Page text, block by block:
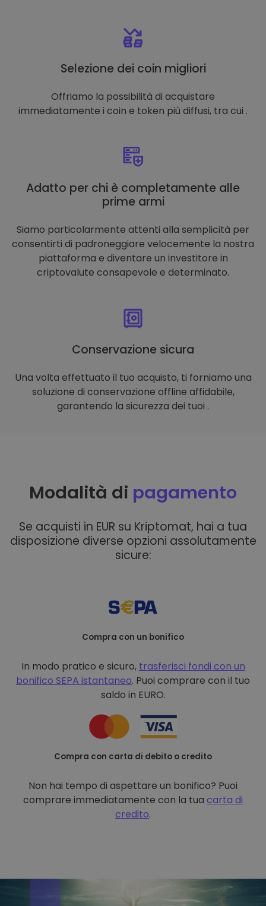
Selezione dei coin migliori
Offriamo la possibilità di acquistare
immediatamente i coin e token più diffusi, tra cui .
Adatto per chi è completamente alle
prime armi
Siamo particolarmente attenti alla semplicità per
consentirti di padroneggiare velocemente la nostra
piattaforma e diventare un investitore in
criptovalute consapevole e determinato.
Conservazione sicura
Una volta effettuato il tuo acquisto, ti forniamo una
soluzione di conservazione offline affidabile,
garantendo la sicurezza dei tuoi .
Modalità di pagamento
Se acquisti in EUR su Kriptomat, hai a tua
disposizione diverse opzioni assolutamente
sicure:
Compra con un bonifico
In modo pratico e sicuro, trasferisci fondi con un
bonifico SEPA istantaneo. Puoi comprare con il tuo
saldo in EURO.
Compra con carta di debito o credito
Non hai tempo di aspettare un bonifico? Puoi
comprare immediatamente con la tua carta di
credito.